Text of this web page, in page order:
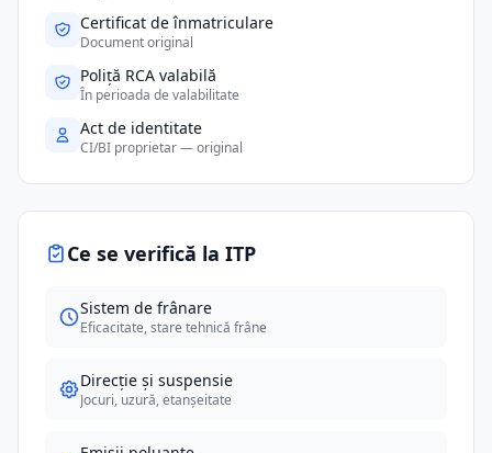
Certificat de înmatriculare
Document original
Poliță RCA valabilă
În perioada de valabilitate
Act de identitate
CI/BI proprietar — original
Ce se verifică la ITP
Sistem de frânare
Eficacitate, stare tehnică frâne
Direcție și suspensie
Jocuri, uzură, etanșeitate